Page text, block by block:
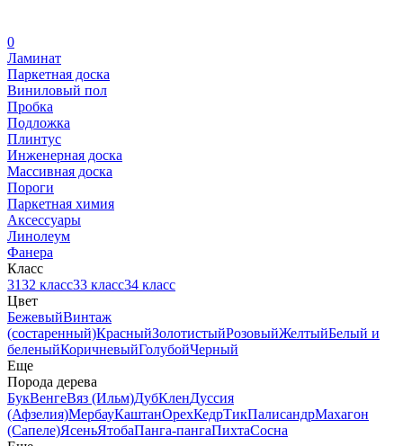
0
Ламинат
Паркетная доска
Виниловый пол
Пробка
Подложка
Плинтус
Инженерная доска
Массивная доска
Пороги
Паркетная химия
Аксессуары
Линолеум
Фанера
Класс
3132 класс33 класс34 класс
Цвет
БежевыйВинтаж
(состаренный)КрасныйЗолотистыйРозовыйЖелтыйБелый и
беленыйКоричневыйГолубойЧерный
Еще
Порода дерева
БукВенгеВяз (Ильм)ДубКленДуссия
(Афзелия)МербауКаштанОрехКедрТикПалисандрМахагон
(Сапеле)ЯсеньЯтобаПанга-пангаПихтаСосна